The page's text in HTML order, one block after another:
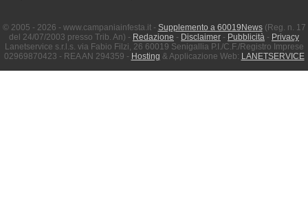
© 2005 - 2026 - www.campaniainfesta.it - Supplemento a 60019News(Reg. n. 17
del 24/07/2003 presso Trib. An) - Redazione - Disclaimer - Pubblicità - Privacy
Lanetservice s.r.l.s. via Fabio Filzi, 26 60019 Senigallia P.I./C.F./Registro Imprese
02969870423 - REA AN 294359 - Hosting & Applicazione Web: LANETSERVICE